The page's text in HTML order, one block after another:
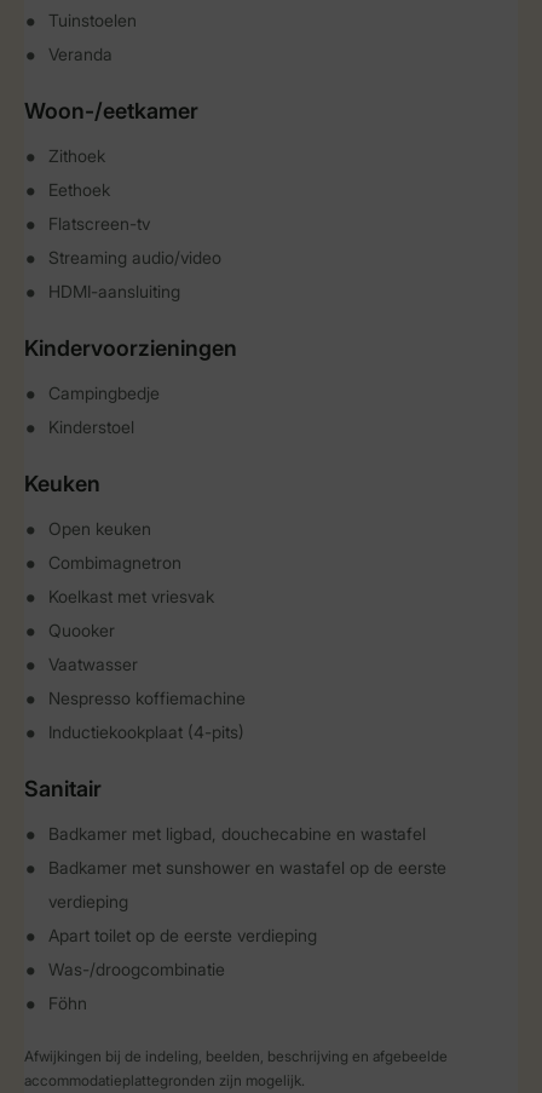
Tuinstoelen
Veranda
Woon-/eetkamer
Zithoek
Eethoek
Flatscreen-tv
Streaming audio/video
HDMI-aansluiting
Kindervoorzieningen
Campingbedje
Kinderstoel
Keuken
Open keuken
Combimagnetron
Koelkast met vriesvak
Quooker
Vaatwasser
Nespresso koffiemachine
Inductiekookplaat (4-pits)
Sanitair
Badkamer met ligbad, douchecabine en wastafel
Badkamer met sunshower en wastafel op de eerste
verdieping
Apart toilet op de eerste verdieping
Was-/droogcombinatie
Föhn
Afwijkingen bij de indeling, beelden, beschrijving en afgebeelde
accommodatieplattegronden zijn mogelijk.